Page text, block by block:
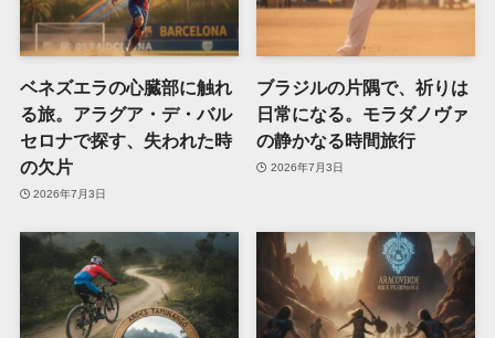
ベネズエラの心臓部に触れ
る旅。アラグア・デ・バル
セロナで探す、失われた時
の欠片
2026年7月3日
ブラジルの片隅で、祈りは
日常になる。モラダノヴァ
の静かなる時間旅行
2026年7月3日